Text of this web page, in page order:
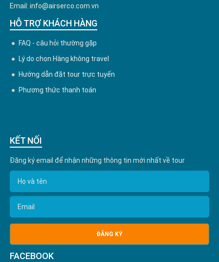
Email: info@airserco.com.vn
HỖ TRỢ KHÁCH HÀNG
FAQ - câu hỏi thường gặp
Lý do chọn Hàng không travel
Hướng dẫn đặt tour trực tuyến
Phương thức thanh toán
KẾT NỐI
Đăng ký email để nhận những thông tin mới nhất về tour
FACEBOOK